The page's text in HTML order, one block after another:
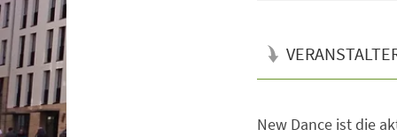
New Dance ist die